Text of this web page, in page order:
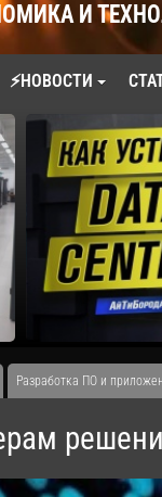
И
⚡НОВОСТИ
Разработка ПО и